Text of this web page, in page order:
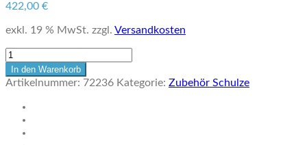
422,00 €
exkl. 19 % MwSt. zzgl. Versandkosten
SCHULZE
Heizplatte
rund
Menge
In den Warenkorb
Artikelnummer: 72236 Kategorie: Zubehör Schulze